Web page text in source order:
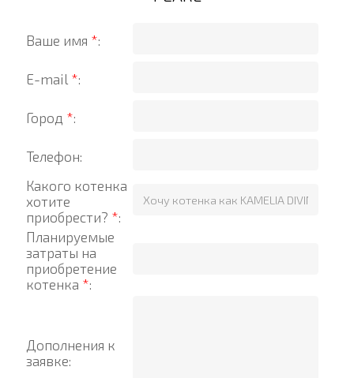
Ваше имя *:
E-mail *:
Город *:
Телефон:
Какого котенка
хотите
приобрести? *:
Планируемые
затраты на
приобретение
котенка *:
Дополнения к
заявке: